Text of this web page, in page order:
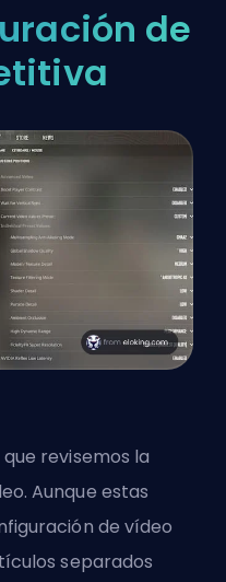
de
revisemos la
Aunque estas
de vídeo
separados